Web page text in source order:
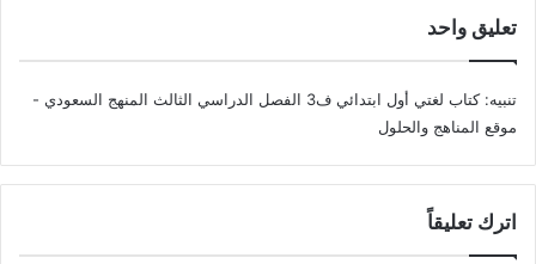
تعليق واحد
تنبيه:
كتاب لغتي أول ابتدائي ف3 الفصل الدراسي الثالث المنهج السعودي -
موقع المناهج والحلول
اترك تعليقاً